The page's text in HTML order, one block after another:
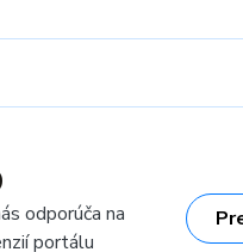
odporúča na
portálu